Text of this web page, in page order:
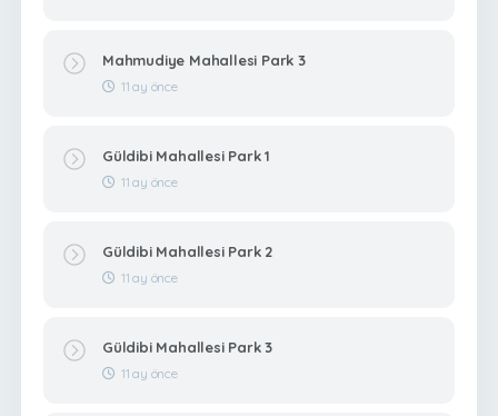
Mahmudiye Mahallesi Park 3
11 ay önce
Güldibi Mahallesi Park 1
11 ay önce
Güldibi Mahallesi Park 2
11 ay önce
Güldibi Mahallesi Park 3
11 ay önce